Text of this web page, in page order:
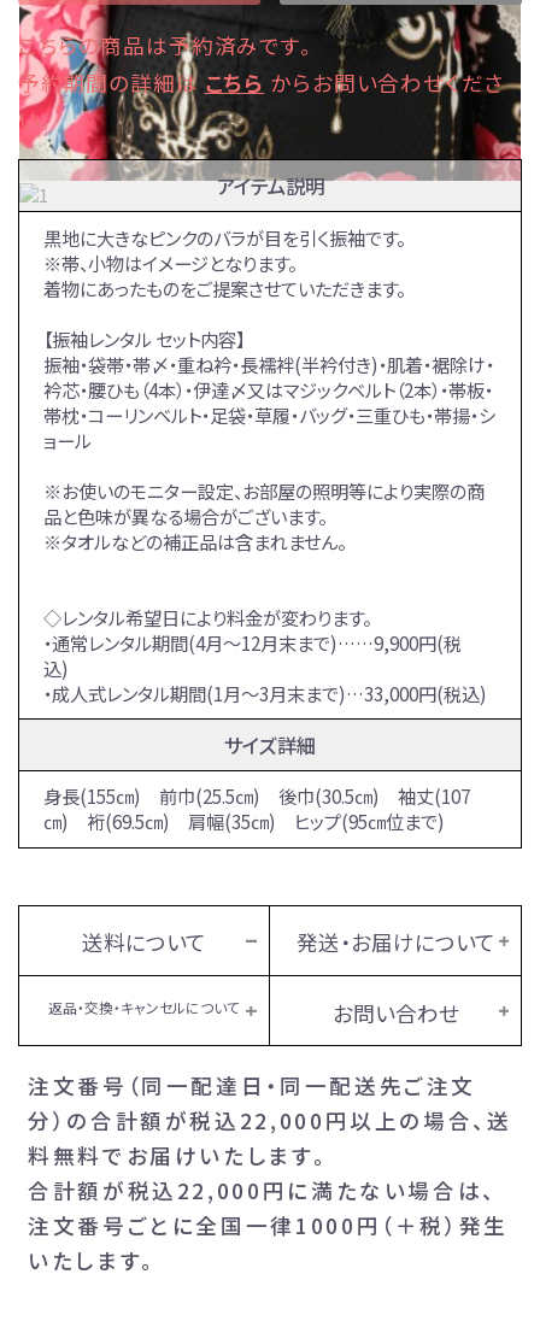
全ての着物を見る
こちらの商品は予約済みです。
予約期間の詳細は こちら からお問い合わせくださ
い。
アイテム説明
黒地に大きなピンクのバラが目を引く振袖です。
※帯、小物はイメージとなります。
着物にあったものをご提案させていただきます。
【振袖レンタル セット内容】
振袖・袋帯・帯〆・重ね衿・長襦袢(半衿付き)・肌着・裾除け・
衿芯・腰ひも（4本）・伊達〆又はマジックベルト（2本）・帯板・
帯枕・コーリンベルト・足袋・草履・バッグ・三重ひも・帯揚・シ
ョール
※お使いのモニター設定、お部屋の照明等により実際の商
品と色味が異なる場合がございます。
※タオルなどの補正品は含まれません。
◇レンタル希望日により料金が変わります。
・通常レンタル期間(4月～12月末まで)……9,900円(税
込)
・成人式レンタル期間(1月～3月末まで)…33,000円(税込)
サイズ詳細
身長(155㎝) 前巾(25.5㎝) 後巾(30.5㎝) 袖丈(107
㎝) 裄(69.5㎝) 肩幅(35㎝) ヒップ(95㎝位まで)
送料について 発送・お届けについて
返品・交換・キャンセルについて お問い合わせ
注文番号（同一配達日・同一配送先ご注文
分）の合計額が税込22,000円以上の場合、送
料無料でお届けいたします。
合計額が税込22,000円に満たない場合は、
注文番号ごとに全国一律1000円（＋税）発生
いたします。